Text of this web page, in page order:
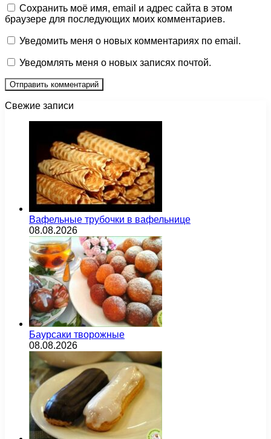
Сохранить моё имя, email и адрес сайта в этом
браузере для последующих моих комментариев.
Уведомить меня о новых комментариях по email.
Уведомлять меня о новых записях почтой.
Свежие записи
Вафельные трубочки в вафельнице
08.08.2026
Баурсаки творожные
08.08.2026